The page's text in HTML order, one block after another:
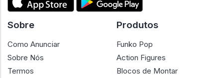
Sobre
Como Anunciar
Sobre Nós
Termos
Produtos
Funko Pop
Action Figures
Blocos de Montar